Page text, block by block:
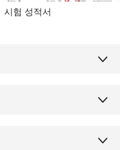
시험 성적서